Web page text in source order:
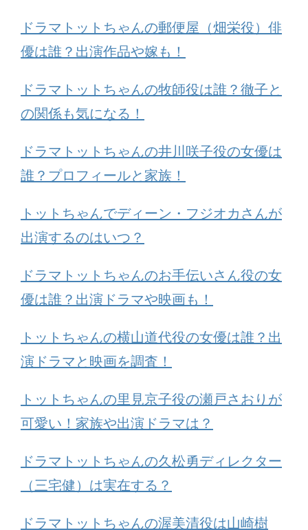
ドラマトットちゃんの郵便屋（畑栄役）俳
優は誰？出演作品や嫁も！
ドラマトットちゃんの牧師役は誰？徹子と
の関係も気になる！
ドラマトットちゃんの井川咲子役の女優は
誰？プロフィールと家族！
トットちゃんでディーン・フジオカさんが
出演するのはいつ？
ドラマトットちゃんのお手伝いさん役の女
優は誰？出演ドラマや映画も！
トットちゃんの横山道代役の女優は誰？出
演ドラマと映画を調査！
トットちゃんの里見京子役の瀬戸さおりが
可愛い！家族や出演ドラマは？
ドラマトットちゃんの久松勇ディレクター
（三宅健）は実在する？
ドラマトットちゃんの渥美清役は山崎樹